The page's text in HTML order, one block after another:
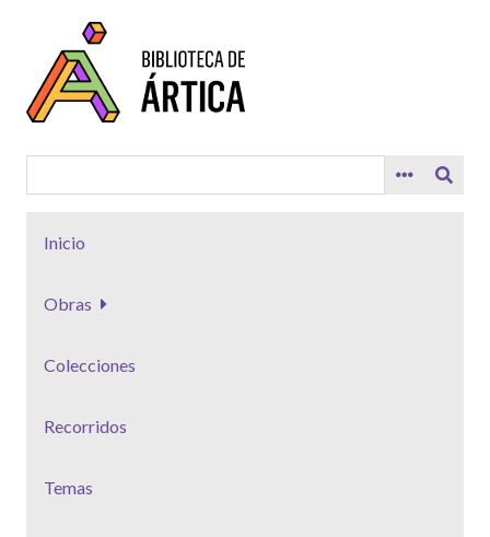
contenido
principal
Inicio
Obras
Colecciones
Recorridos
Temas